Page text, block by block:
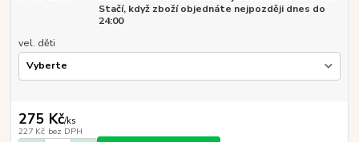
Stačí, když zboží objednáte nejpozději dnes do
24:00
vel. děti
275 Kč/ks
227 Kč bez DPH